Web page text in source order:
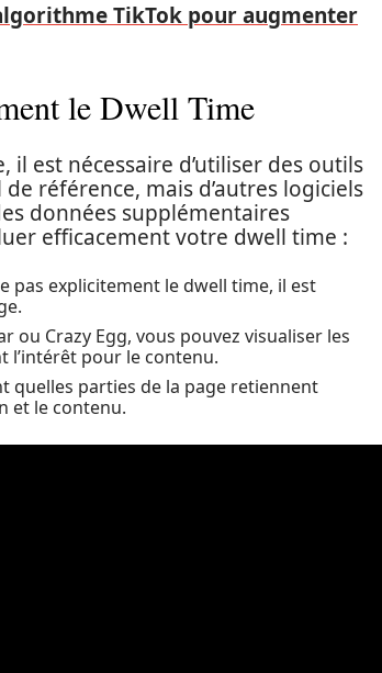
TikTok pour augmenter
le Dwell Time
est nécessaire d’utiliser des outils
référence, mais d’autres logiciels
données supplémentaires
efficacement votre dwell time :
pas explicitement le dwell time, il est
ou Crazy Egg, vous pouvez visualiser les
l’intérêt pour le contenu.
quelles parties de la page retiennent
et le contenu.